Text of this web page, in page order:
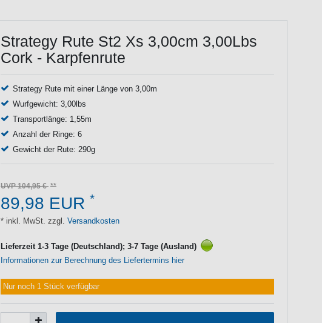
Strategy Rute St2 Xs 3,00cm 3,00Lbs
Cork - Karpfenrute
Strategy Rute mit einer Länge von 3,00m
Wurfgewicht: 3,00lbs
Transportlänge: 1,55m
Anzahl der Ringe: 6
Gewicht der Rute: 290g
UVP 104,95 €
89,98 EUR *
* inkl. MwSt. zzgl. Versandkosten
Lieferzeit 1-3 Tage (Deutschland); 3-7 Tage (Ausland)
Informationen zur Berechnung des Liefertermins hier
Nur noch 1 Stück verfügbar